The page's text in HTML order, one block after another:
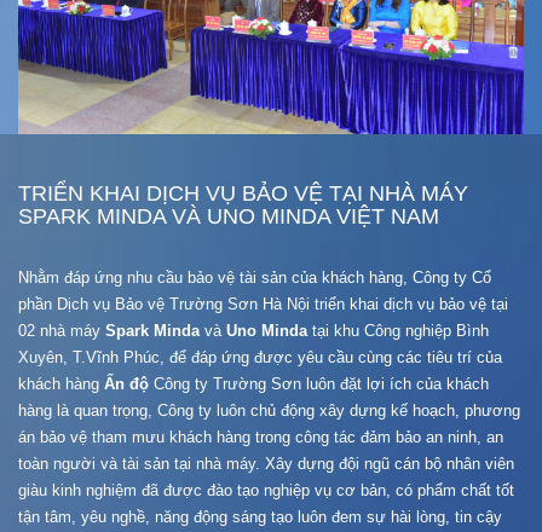
TRIỂN KHAI DỊCH VỤ BẢO VỆ TẠI NHÀ MÁY
SPARK MINDA VÀ UNO MINDA VIỆT NAM
Nhằm đáp ứng nhu cầu bảo vệ tài sản của khách hàng, Công ty Cổ
phần Dịch vụ Bảo vệ Trường Sơn Hà Nội triển khai dịch vụ bảo vệ tại
02 nhà máy Spark Minda và Uno Minda tại khu Công nghiệp Bình
Xuyên, T.Vĩnh Phúc, để đáp ứng được yêu cầu cùng các tiêu trí của
khách hàng Ấn độ Công ty Trường Sơn luôn đặt lợi ích của khách
hàng là quan trọng, Công ty luôn chủ động xây dựng kế hoạch, phương
án bảo vệ tham mưu khách hàng trong công tác đảm bảo an ninh, an
toàn người và tài sản tại nhà máy. Xây dựng đội ngũ cán bộ nhân viên
giàu kinh nghiệm đã được đào tạo nghiệp vụ cơ bản, có phẩm chất tốt
tận tâm, yêu nghề, năng động sáng tạo luôn đem sự hài lòng, tin cậy